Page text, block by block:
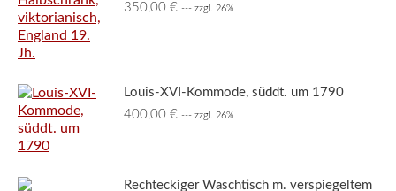
350,00 € --- zzgl. 26%
Louis-XVI-Kommode, süddt. um 1790
400,00 € --- zzgl. 26%
Rechteckiger Waschtisch m. verspiegeltem